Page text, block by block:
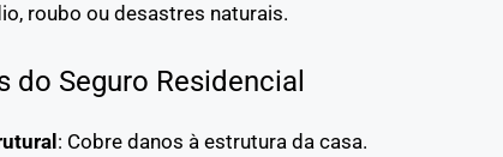
roubo ou desastres naturais.
do Seguro Residencial
: Cobre danos à estrutura da casa.